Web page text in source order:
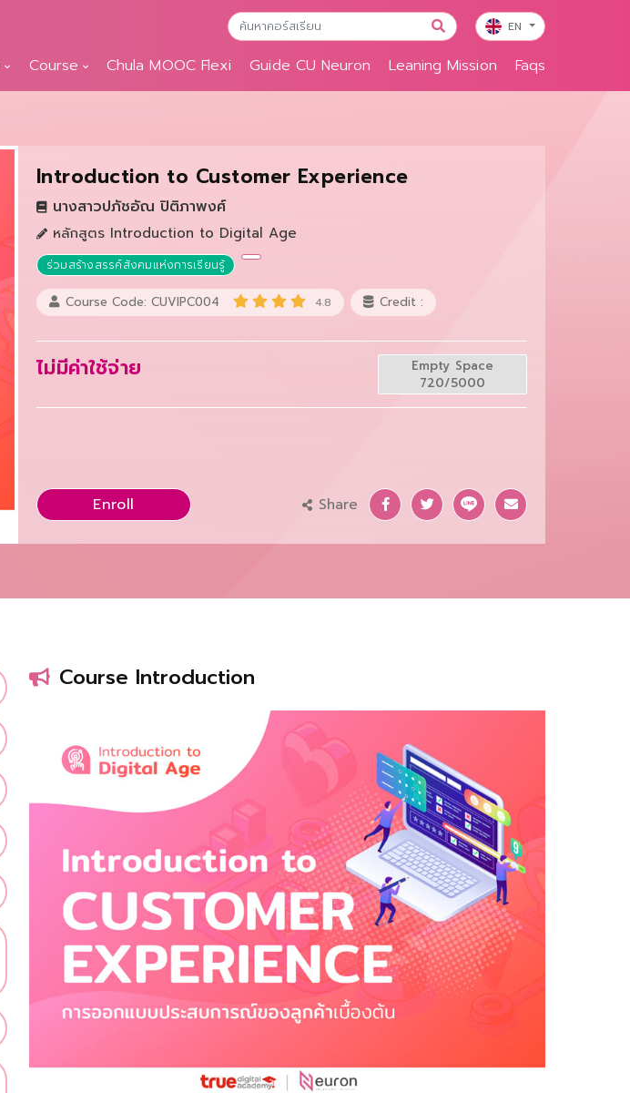
EN
Course Chula MOOC Flexi Guide CU Neuron Leaning Mission Faqs
Introduction to Customer Experience
นางสาวปภัชอัณ ปิติภาพงศ์
หลักสูตร Introduction to Digital Age
ร่วมสร้างสรรค์สังคมแห่งการเรียนรู้
Course Code: CUVIPC004 4.8 Credit :
ไม่มีค่าใช้จ่าย
Empty Space
720/5000
Enroll Share
Course Introduction